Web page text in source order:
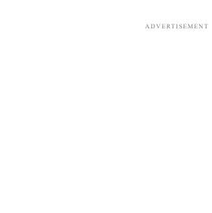
ADVERTISEMENT